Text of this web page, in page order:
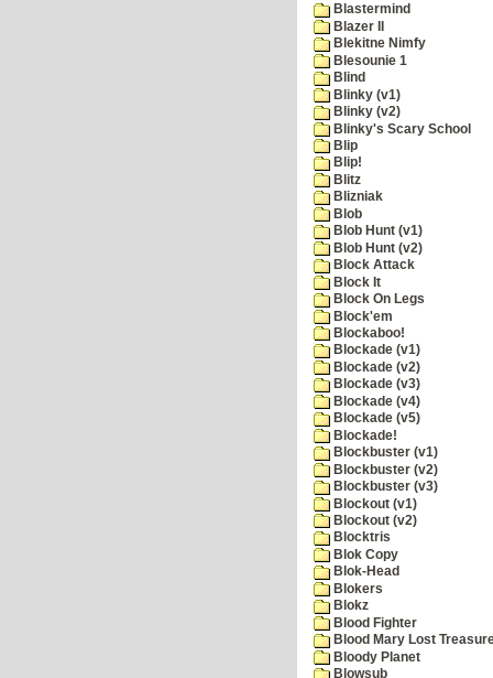
Blastermind
Blazer II
Blekitne Nimfy
Blesounie 1
Blind
Blinky (v1)
Blinky (v2)
Blinky's Scary School
Blip
Blip!
Blitz
Blizniak
Blob
Blob Hunt (v1)
Blob Hunt (v2)
Block Attack
Block It
Block On Legs
Block'em
Blockaboo!
Blockade (v1)
Blockade (v2)
Blockade (v3)
Blockade (v4)
Blockade (v5)
Blockade!
Blockbuster (v1)
Blockbuster (v2)
Blockbuster (v3)
Blockout (v1)
Blockout (v2)
Blocktris
Blok Copy
Blok-Head
Blokers
Blokz
Blood Fighter
Blood Mary Lost
Bloody Planet
Blowsub